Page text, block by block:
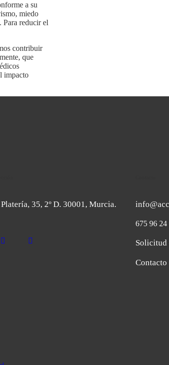
a su
miedo
Para reducir el
contribuir
que
impacto
35, 2º D. 30001, Murcia.
675 96 24
Solicitud
Contacto